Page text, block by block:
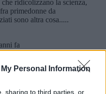
Personal Information
sharing to third parties, or